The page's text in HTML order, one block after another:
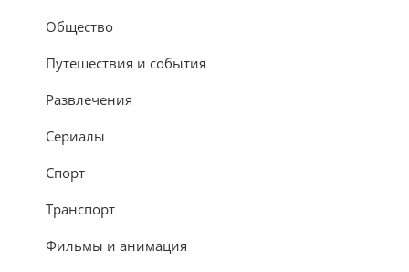
Общество
Путешествия и события
Развлечения
Сериалы
Спорт
Транспорт
Фильмы и анимация